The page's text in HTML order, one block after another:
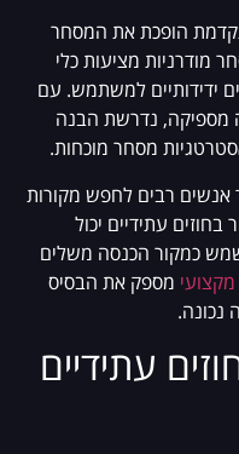
הופכת את המסחר
מודרניות מציעות כלי
ידידותיים למשתמש. עם
מספיקה, נדרשת הבנה
מסחר מוכחות.
רבים לחפש מקורות
עתידיים יכול
כמקור הכנסה משלים
מקצועי מספק את הבסיס
עתידיים